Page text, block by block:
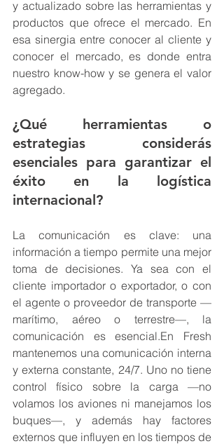
y actualizado sobre las herramientas y
productos que ofrece el mercado. En
esa sinergia entre conocer al cliente y
conocer el mercado, es donde entra
nuestro know-how y se genera el valor
agregado.
¿Qué herramientas o
estrategias considerás
esenciales para garantizar el
éxito en la logística
internacional?
La comunicación es clave: una
información a tiempo permite una mejor
toma de decisiones. Ya sea con el
cliente importador o exportador, o con
el agente o proveedor de transporte —
marítimo, aéreo o terrestre—, la
comunicación es esencial.En Fresh
mantenemos una comunicación interna
y externa constante, 24/7. Uno no tiene
control físico sobre la carga —no
volamos los aviones ni manejamos los
buques—, y además hay factores
externos que influyen en los tiempos de